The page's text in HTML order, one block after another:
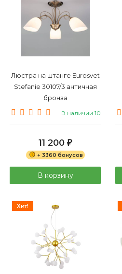
Люстра на штанге Eurosvet
Stefanie 30107/3 античная
бронза
В наличии 10
11 200 ₽
+ 3360 бонусов
В корзину
Хит!